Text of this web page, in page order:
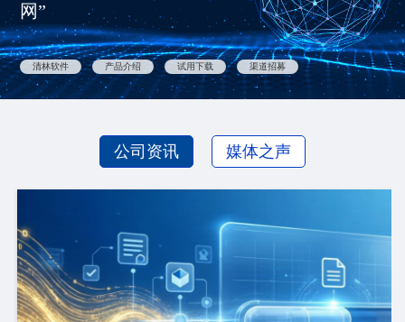
网”
清林软件 产品介绍 试用下载 渠道招募
公司资讯 媒体之声